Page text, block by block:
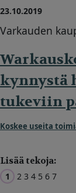
23.10.2019
Varkauden
kynnystä
tukeviin
Koskee useita
Lisää tekoja:
1 2 3 4 5 6 7